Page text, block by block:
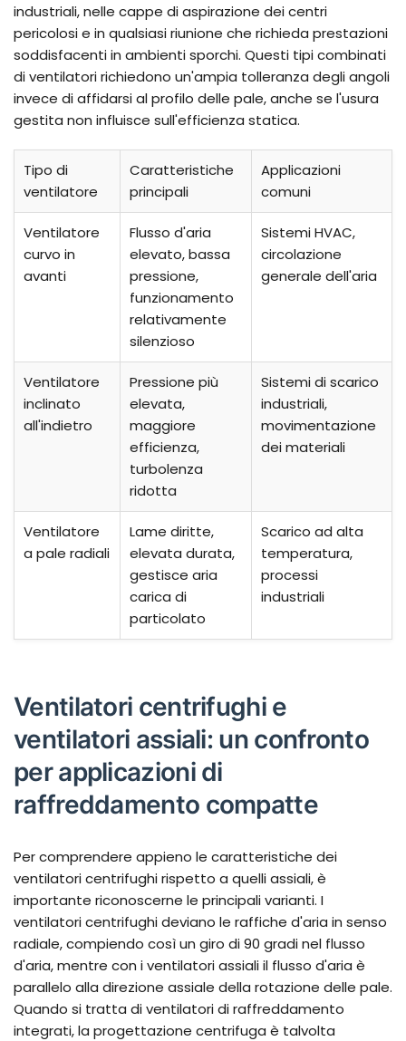
industriali, nelle cappe di aspirazione dei centri
pericolosi e in qualsiasi riunione che richieda prestazioni
soddisfacenti in ambienti sporchi. Questi tipi combinati
di ventilatori richiedono un'ampia tolleranza degli angoli
invece di affidarsi al profilo delle pale, anche se l'usura
gestita non influisce sull'efficienza statica.
Tipo di
ventilatore
Caratteristiche
principali
Applicazioni
comuni
Ventilatore
curvo in
avanti
Flusso d'aria
elevato, bassa
pressione,
funzionamento
relativamente
silenzioso
Sistemi HVAC,
circolazione
generale dell'aria
Ventilatore
inclinato
all'indietro
Pressione più
elevata,
maggiore
efficienza,
turbolenza
ridotta
Sistemi di scarico
industriali,
movimentazione
dei materiali
Ventilatore
a pale radiali
Lame diritte,
elevata durata,
gestisce aria
carica di
particolato
Scarico ad alta
temperatura,
processi
industriali
Ventilatori centrifughi e
ventilatori assiali: un confronto
per applicazioni di
raffreddamento compatte
Per comprendere appieno le caratteristiche dei
ventilatori centrifughi rispetto a quelli assiali, è
importante riconoscerne le principali varianti. I
ventilatori centrifughi deviano le raffiche d'aria in senso
radiale, compiendo così un giro di 90 gradi nel flusso
d'aria, mentre con i ventilatori assiali il flusso d'aria è
parallelo alla direzione assiale della rotazione delle pale.
Quando si tratta di ventilatori di raffreddamento
integrati, la progettazione centrifuga è talvolta